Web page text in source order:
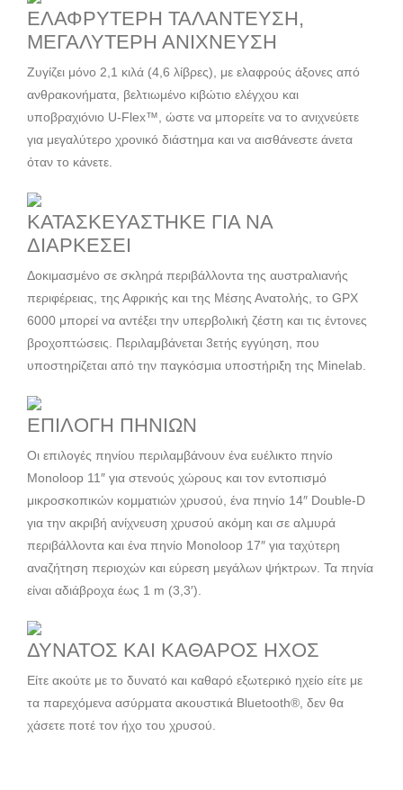
ΕΛΑΦΡΥΤΕΡΗ ΤΑΛΑΝΤΕΥΣΗ,
ΜΕΓΑΛΥΤΕΡΗ ΑΝΙΧΝΕΥΣΗ
Ζυγίζει μόνο 2,1 κιλά (4,6 λίβρες), με ελαφρούς άξονες από
ανθρακονήματα, βελτιωμένο κιβώτιο ελέγχου και
υποβραχιόνιο U-Flex™, ώστε να μπορείτε να το ανιχνεύετε
για μεγαλύτερο χρονικό διάστημα και να αισθάνεστε άνετα
όταν το κάνετε.
ΚΑΤΑΣΚΕΥΑΣΤΗΚΕ ΓΙΑ ΝΑ
ΔΙΑΡΚΕΣΕΙ
Δοκιμασμένο σε σκληρά περιβάλλοντα της αυστραλιανής
περιφέρειας, της Αφρικής και της Μέσης Ανατολής, το GPX
6000 μπορεί να αντέξει την υπερβολική ζέστη και τις έντονες
βροχοπτώσεις. Περιλαμβάνεται 3ετής εγγύηση, που
υποστηρίζεται από την παγκόσμια υποστήριξη της Minelab.
ΕΠΙΛΟΓΗ ΠΗΝΙΩΝ
Οι επιλογές πηνίου περιλαμβάνουν ένα ευέλικτο πηνίο
Monoloop 11″ για στενούς χώρους και τον εντοπισμό
μικροσκοπικών κομματιών χρυσού, ένα πηνίο 14″ Double-D
για την ακριβή ανίχνευση χρυσού ακόμη και σε αλμυρά
περιβάλλοντα και ένα πηνίο Monoloop 17″ για ταχύτερη
αναζήτηση περιοχών και εύρεση μεγάλων ψήκτρων. Τα πηνία
είναι αδιάβροχα έως 1 m (3,3′).
ΔΥΝΑΤΟΣ ΚΑΙ ΚΑΘΑΡΟΣ ΗΧΟΣ
Είτε ακούτε με το δυνατό και καθαρό εξωτερικό ηχείο είτε με
τα παρεχόμενα ασύρματα ακουστικά Bluetooth®, δεν θα
χάσετε ποτέ τον ήχο του χρυσού.